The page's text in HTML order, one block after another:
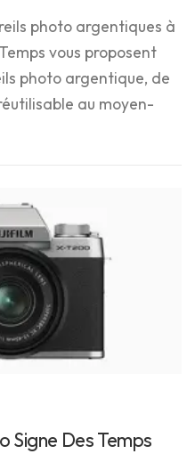
photo argentiques à
vous proposent
photo argentique, de
au moyen-
Signe Des Temps